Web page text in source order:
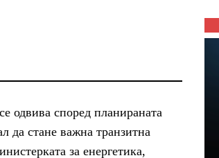
одвива според планираната
да стане важна транзитна
за енергетика,